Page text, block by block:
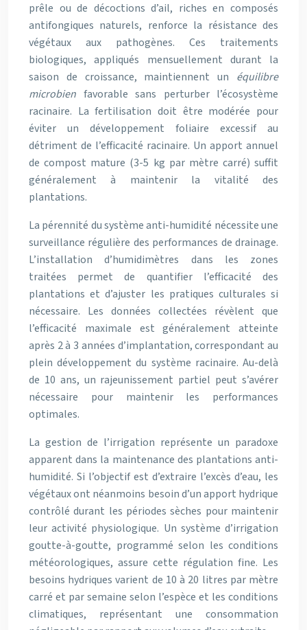
prêle ou de décoctions d’ail, riches en composés
antifongiques naturels, renforce la résistance des
végétaux aux pathogènes. Ces traitements
biologiques, appliqués mensuellement durant la
saison de croissance, maintiennent un équilibre
microbien favorable sans perturber l’écosystème
racinaire. La fertilisation doit être modérée pour
éviter un développement foliaire excessif au
détriment de l’efficacité racinaire. Un apport annuel
de compost mature (3-5 kg par mètre carré) suffit
généralement à maintenir la vitalité des
plantations.
La pérennité du système anti-humidité nécessite une
surveillance régulière des performances de drainage.
L’installation d’humidimètres dans les zones
traitées permet de quantifier l’efficacité des
plantations et d’ajuster les pratiques culturales si
nécessaire. Les données collectées révèlent que
l’efficacité maximale est généralement atteinte
après 2 à 3 années d’implantation, correspondant au
plein développement du système racinaire. Au-delà
de 10 ans, un rajeunissement partiel peut s’avérer
nécessaire pour maintenir les performances
optimales.
La gestion de l’irrigation représente un paradoxe
apparent dans la maintenance des plantations anti-
humidité. Si l’objectif est d’extraire l’excès d’eau, les
végétaux ont néanmoins besoin d’un apport hydrique
contrôlé durant les périodes sèches pour maintenir
leur activité physiologique. Un système d’irrigation
goutte-à-goutte, programmé selon les conditions
météorologiques, assure cette régulation fine. Les
besoins hydriques varient de 10 à 20 litres par mètre
carré et par semaine selon l’espèce et les conditions
climatiques, représentant une consommation